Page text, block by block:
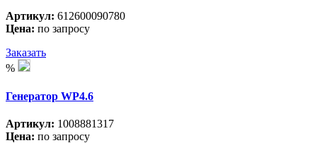
Артикул: 612600090780
Цена: по запросу
Заказать
%
Генератор WP4.6
Артикул: 1008881317
Цена: по запросу